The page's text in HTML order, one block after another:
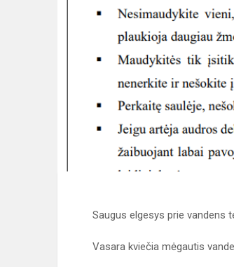
Saugus elgesys prie vandens
Vasara kviečia mėgautis